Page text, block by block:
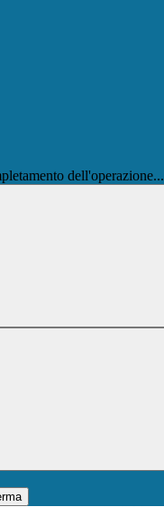
dell'operazione...